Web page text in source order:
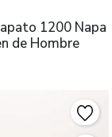
1200 Napa
de Hombre